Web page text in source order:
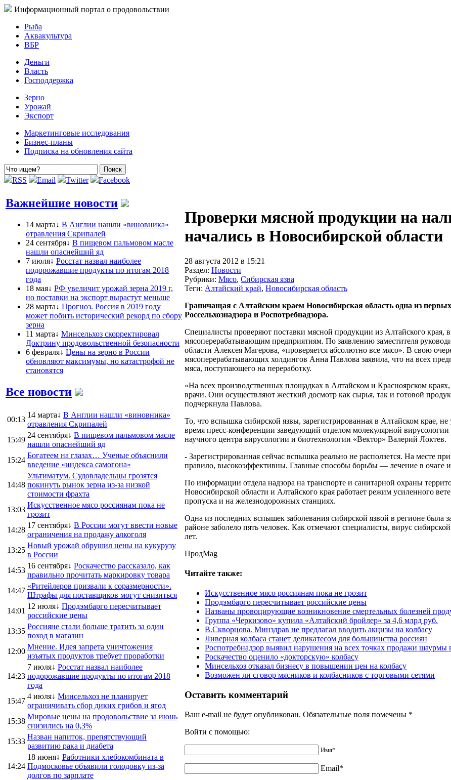
Информационный портал о продовольствии
Рыба
Аквакультура
ВБР
Деньги
Власть
Господдержка
Зерно
Урожай
Экспорт
Маркетинговые исследования
Бизнес-планы
Подписка на обновления сайта
RSS Email Twitter Facebook
Важнейшие новости
14 марта↓ В Англии нашли «виновника»
отравления Скрипалей
24 сентября↓ В пищевом пальмовом масле
нашли опаснейший яд
7 июля↓ Росстат назвал наиболее
подорожавшие продукты по итогам 2018
года
18 мая↓ РФ увеличит урожай зерна 2019 г,
но поставки на экспорт вырастут меньше
28 марта↓ Прогноз. Россия в 2019 году
может побить исторический рекорд по сбору
зерна
11 марта↓ Минсельхоз скорректировал
Доктрину продовольственной безопасности
6 февраля↓ Цены на зерно в России
обновляют максимумы, но катастрофой не
становятся
Все новости
00:13
14 марта↓ В Англии нашли «виновника»
отравления Скрипалей
15:49
24 сентября↓ В пищевом пальмовом масле
нашли опаснейший яд
15:24
Богатеем на глазах… Ученые объяснили
введение «индекса самогона»
14:48
Ультиматум. Судовладельцы грозятся
покинуть рынок зерна из-за низкой
стоимости фрахта
13:03
Искусственное мясо россиянам пока не
грозит
14:28
17 сентября↓ В России могут ввести новые
ограничения на продажу алкоголя
13:25
Новый урожай обрушил цены на кукурузу
в России
14:53
16 сентября↓ Роскачество рассказало, как
правильно прочитать маркировку товара
14:47
«Ритейлеров призвали к соразмерности».
Штрафы для поставщиков могут снизиться
14:01
12 июля↓ Продэмбарго пересчитывает
российские цены
13:35
Россияне стали больше тратить за один
поход в магазин
12:00
Мнение. Идея запрета уничтожения
изъятых продуктов требует проработки
14:23
7 июля↓ Росстат назвал наиболее
подорожавшие продукты по итогам 2018
года
15:47
4 июля↓ Минсельхоз не планирует
ограничивать сбор диких грибов и ягод
15:38
Мировые цены на продовольствие за июнь
снизились на 0,3%
15:33
Назван напиток, препятствующий
развитию рака и диабета
14:24
18 июня↓ Работники хлебокомбината в
Подмосковье объявили голодовку из-за
долгов по зарплате
Проверки мясной продукции на
начались в Новосибирской области
28 августа 2012 в 15:21
Раздел: Новости
Рубрики: Мясо, Сибирская язва
Теги: Алтайский край, Новосибирская область
Граничащая с Алтайским краем Новосибирская область одна из
Россельхознадзора и Роспотребнадзора.
Специалисты проверяют поставки мясной продукции из Алтайского
мясоперерабатывающим предприятиям. По заявлению заместителя
области Алексея Магерова, «проверяется абсолютно все мясо». В свою
мясоперерабатывающих холдингов Анна Павлова заявила, что на всех
мяса, поступающего на переработку.
«На всех производственных площадках в Алтайском и Красноярском
врачи. Они осуществляют жесткий досмотр как сырья, так и готовой
подчеркнула Павлова.
То, что вспышка сибирской язвы, зарегистрированная в Алтайском крае,
время пресс-конференции заведующий отделом молекулярной
научного центра вирусологии и биотехнологии «Вектор» Валерий Локтев.
- Зарегистрированная сейчас вспышка реально не расползется. На месте
правило, высокоэффективны. Главные способы борьбы — лечение в очаге
По информации отдела надзора на транспорте и санитарной охраны
Новосибирской области и Алтайского края работает режим усиленного
пропуска и на железнодорожных станциях.
Одна из последних вспышек заболевания сибирской язвой в регионе была
районе заболело пять человек. Как отмечают специалисты, вирус
лет.
ПродMag
Читайте также:
Искусственное мясо россиянам пока не грозит
Продэмбарго пересчитывает российские цены
Названы провоцирующие возникновение смертельных болезней
Группа «Черкизово» купила «Алтайский бройлер» за 4,6 млрд руб.
В.Скворцова. Минздрав не предлагал вводить акцизы на колбасу
Ливерная колбаса станет деликатесом для большинства россиян
Роспотребнадзор выявил нарушения на всех точках продажи шаурмы
Роскачество оценило «докторскую» колбасу
Минсельхоз отказал бизнесу в повышении цен на колбасу
Возможен ли сговор мясников и колбасников с торговыми сетями
Оставить комментарий
Ваш e-mail не будет опубликован. Обязательные поля помечены *
Войти с помощью:
Имя*
Email*